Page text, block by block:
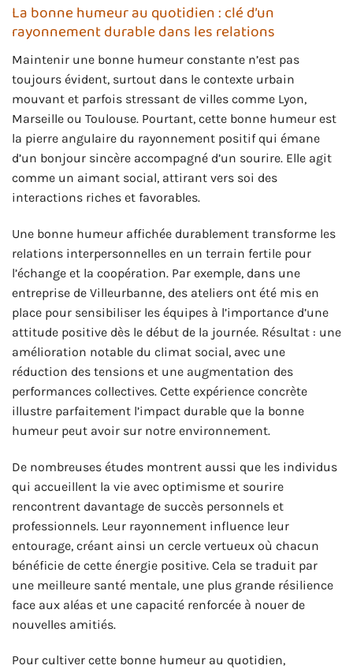
La bonne humeur au quotidien : clé d’un
rayonnement durable dans les relations
Maintenir une bonne humeur constante n’est pas
toujours évident, surtout dans le contexte urbain
mouvant et parfois stressant de villes comme Lyon,
Marseille ou Toulouse. Pourtant, cette bonne humeur est
la pierre angulaire du rayonnement positif qui émane
d’un bonjour sincère accompagné d’un sourire. Elle agit
comme un aimant social, attirant vers soi des
interactions riches et favorables.
Une bonne humeur affichée durablement transforme les
relations interpersonnelles en un terrain fertile pour
l’échange et la coopération. Par exemple, dans une
entreprise de Villeurbanne, des ateliers ont été mis en
place pour sensibiliser les équipes à l’importance d’une
attitude positive dès le début de la journée. Résultat : une
amélioration notable du climat social, avec une
réduction des tensions et une augmentation des
performances collectives. Cette expérience concrète
illustre parfaitement l’impact durable que la bonne
humeur peut avoir sur notre environnement.
De nombreuses études montrent aussi que les individus
qui accueillent la vie avec optimisme et sourire
rencontrent davantage de succès personnels et
professionnels. Leur rayonnement influence leur
entourage, créant ainsi un cercle vertueux où chacun
bénéficie de cette énergie positive. Cela se traduit par
une meilleure santé mentale, une plus grande résilience
face aux aléas et une capacité renforcée à nouer de
nouvelles amitiés.
Pour cultiver cette bonne humeur au quotidien,